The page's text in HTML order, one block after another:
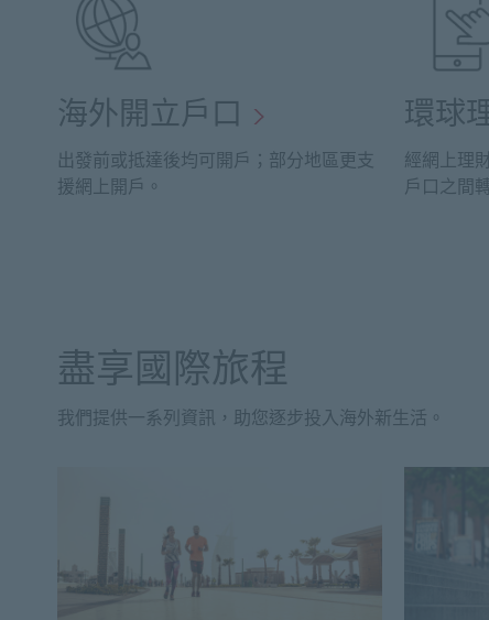
海外開立戶口
出發前或抵達後均可開戶；部分地區更支
援網上開戶。
環球
經網上理
戶口之間
盡享國際旅程
我們提供一系列資訊，助您逐步投入海外新生活。